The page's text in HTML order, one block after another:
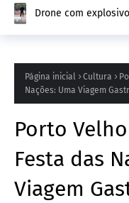
Drone com
Europa
Página inicial Cultura
Nações: Uma Viagem
Porto
Festa das
Viagem